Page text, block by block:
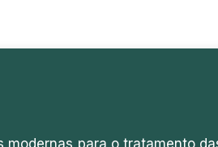
para o tratamento